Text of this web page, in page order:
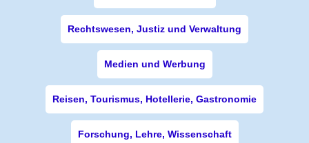
Rechtswesen, Justiz und Verwaltung
Medien und Werbung
Reisen, Tourismus, Hotellerie, Gastronomie
Forschung, Lehre, Wissenschaft